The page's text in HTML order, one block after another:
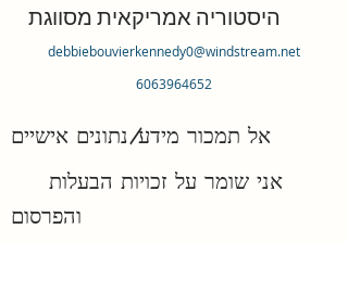
היסטוריה אמריקאית מסווגת
debbiebouvierkennedy0@windstream.net
6063964652
אל תמכור מידע/נתונים אישיים
והפרסום